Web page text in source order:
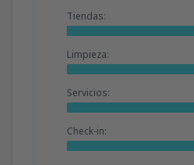
Tiendas:
Limpieza:
Servicios:
Check-in: